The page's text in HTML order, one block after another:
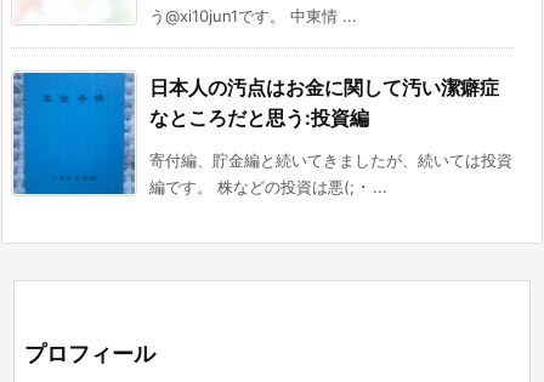
う@xi10jun1です。 中東情 ...
日本人の汚点はお金に関して汚い潔癖症
なところだと思う:投資編
寄付編、貯金編と続いてきましたが、続いては投資
編です。 株などの投資は悪(; ･ ...
プロフィール